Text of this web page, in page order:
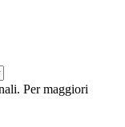
Per maggiori